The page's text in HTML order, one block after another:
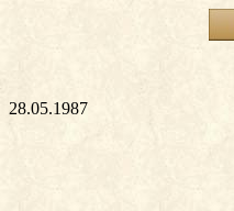
28.05.1987